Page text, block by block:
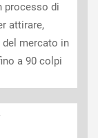
processo di
attirare,
del mercato in
a 90 colpi